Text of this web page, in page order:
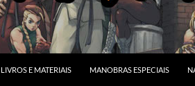
LIVROS E MATERIAIS MANOBRAS ESPECIAIS